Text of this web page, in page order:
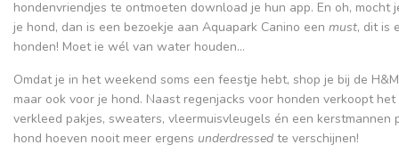
hondenvriendjes te ontmoeten download je hun app. En oh, mocht
je hond, dan is een bezoekje aan Aquapark Canino een must, dit is
honden! Moet ie wél van water houden…
Omdat je in het weekend soms een feestje hebt, shop je bij de
maar ook voor je hond. Naast regenjacks voor honden verkoopt
verkleed pakjes, sweaters, vleermuisvleugels én een kerstmannen
hond hoeven nooit meer ergens underdressed te verschijnen!